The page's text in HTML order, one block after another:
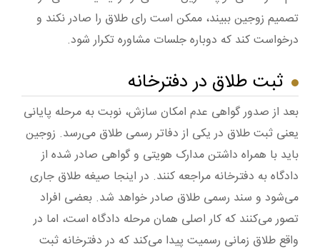
تصمیم زوجین ببیند، ممکن است رای طلاق را صادر نکند و
درخواست کند که دوباره جلسات مشاوره تکرار شود.
ثبت طلاق در دفترخانه
بعد از صدور گواهی عدم امکان سازش، نوبت به مرحله پایانی
یعنی ثبت طلاق در یکی از دفاتر رسمی طلاق می‌رسد. زوجین
باید با همراه داشتن مدارک هویتی و گواهی صادر شده از
دادگاه به دفترخانه مراجعه کنند. در اینجا صیغه طلاق جاری
می‌شود و سند رسمی طلاق صادر خواهد شد. بعضی افراد
تصور می‌کنند که کار اصلی همان مرحله دادگاه است، اما در
واقع طلاق زمانی رسمیت پیدا می‌کند که در دفترخانه ثبت